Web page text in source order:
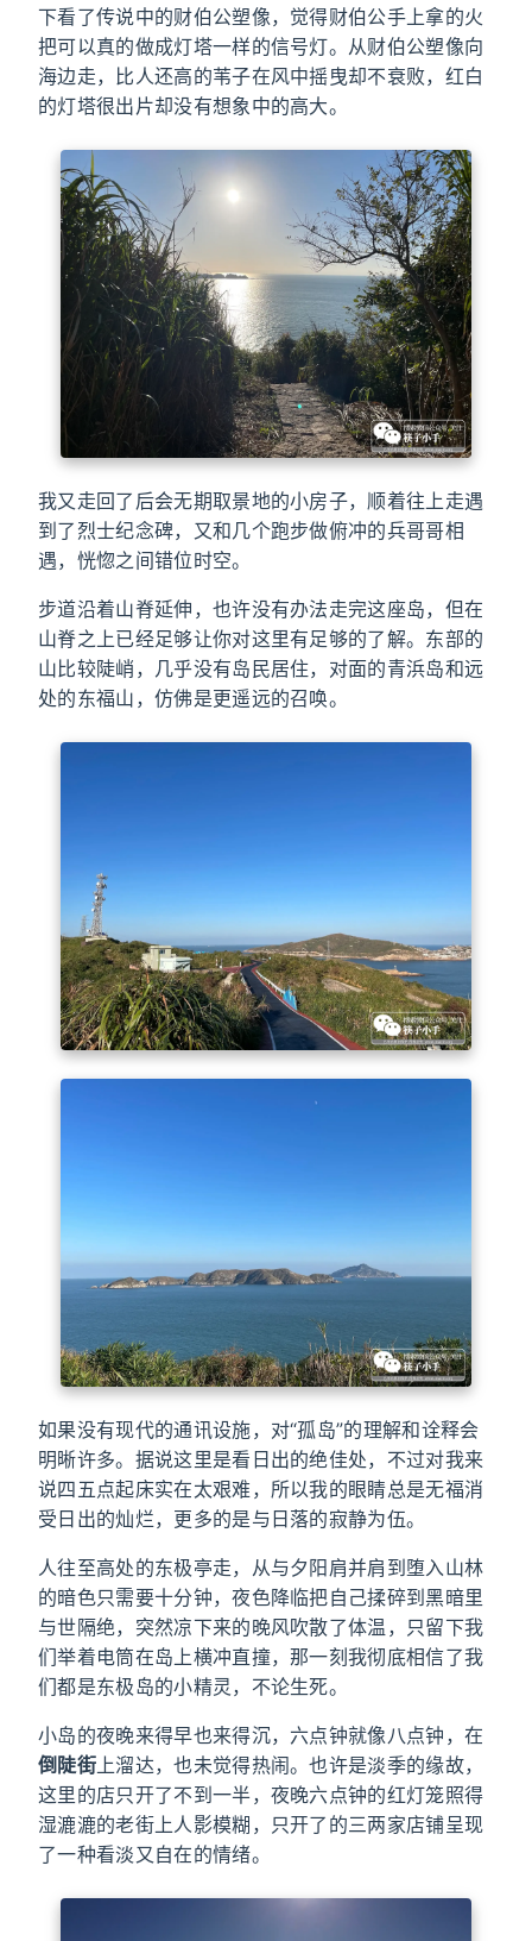
下看了传说中的财伯公塑像，觉得财伯公手上拿的火
把可以真的做成灯塔一样的信号灯。从财伯公塑像向
海边走，比人还高的苇子在风中摇曳却不衰败，红白
的灯塔很出片却没有想象中的高大。
我又走回了后会无期取景地的小房子，顺着往上走遇
到了烈士纪念碑，又和几个跑步做俯冲的兵哥哥相
遇，恍惚之间错位时空。
步道沿着山脊延伸，也许没有办法走完这座岛，但在
山脊之上已经足够让你对这里有足够的了解。东部的
山比较陡峭，几乎没有岛民居住，对面的青浜岛和远
处的东福山，仿佛是更遥远的召唤。
如果没有现代的通讯设施，对“孤岛”的理解和诠释会
明晰许多。据说这里是看日出的绝佳处，不过对我来
说四五点起床实在太艰难，所以我的眼睛总是无福消
受日出的灿烂，更多的是与日落的寂静为伍。
人往至高处的东极亭走，从与夕阳肩并肩到堕入山林
的暗色只需要十分钟，夜色降临把自己揉碎到黑暗里
与世隔绝，突然凉下来的晚风吹散了体温，只留下我
们举着电筒在岛上横冲直撞，那一刻我彻底相信了我
们都是东极岛的小精灵，不论生死。
小岛的夜晚来得早也来得沉，六点钟就像八点钟，在
倒陡街上溜达，也未觉得热闹。也许是淡季的缘故，
这里的店只开了不到一半，夜晚六点钟的红灯笼照得
湿漉漉的老街上人影模糊，只开了的三两家店铺呈现
了一种看淡又自在的情绪。